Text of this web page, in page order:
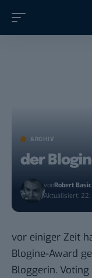
ARCHIV
der
vonRobert Basic
Aktualisiert:
vor einiger Zeit
Blogine-Award
Bloggerin.